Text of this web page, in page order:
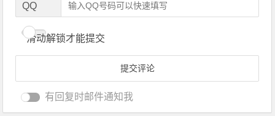
QQ
滑动解锁才能提交
有回复时邮件通知我